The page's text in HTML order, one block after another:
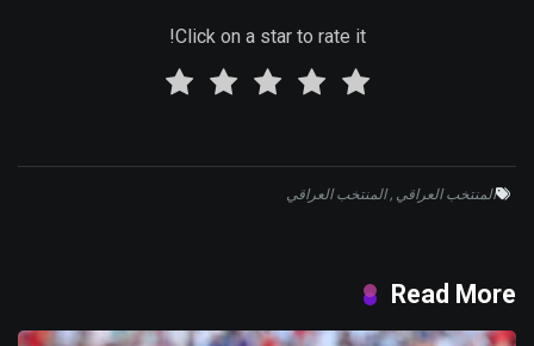
Click on a star to rate it!
المنتخب العراقي ,المنتخب العراقي
Read More